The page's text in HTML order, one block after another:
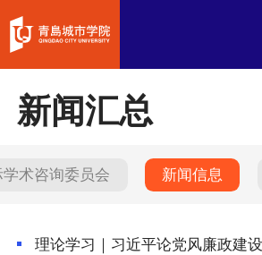
新闻汇总
学术咨询委员会 新闻信息
理论学习｜习近平论党风廉政建